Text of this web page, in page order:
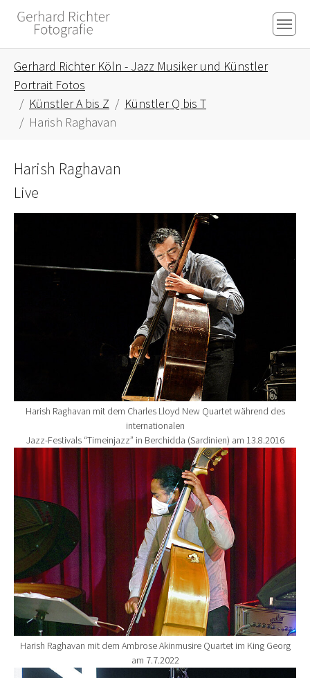
Skip to main content
Skip to page footer
Gerhard Richter Köln - Jazz Musiker und Künstler
Portrait Fotos
Künstler A bis Z
Künstler Q bis T
Harish Raghavan
Harish Raghavan
Live
Harish Raghavan mit dem Charles Lloyd New Quartet während des
internationalen
Jazz-Festivals “Timeinjazz” in Berchidda (Sardinien) am 13.8.2016
Show larger version for:
Harish Raghavan mit dem Ambrose Akinmusire Quartet im King Georg
am 7.7.2022